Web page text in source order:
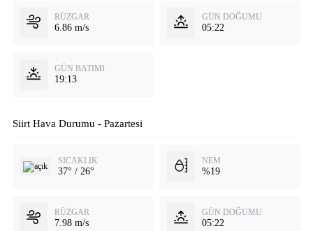
RÜZGAR
6.86 m/s
GÜN DOĞUMU
05:22
GÜN BATIMI
19:13
Siirt Hava Durumu - Pazartesi
SICAKLIK
37° / 26°
NEM
%19
RÜZGAR
7.98 m/s
GÜN DOĞUMU
05:22